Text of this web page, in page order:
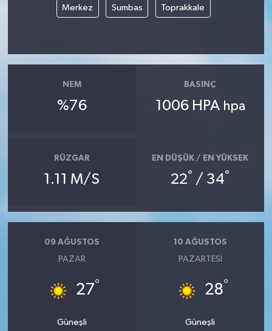
Merkez Sumbas Toprakkale
NEM
%76
BASINÇ
1006 HPA hpa
RÜZGAR
1.11 M/S
EN DÜŞÜK / EN YÜKSEK
22° / 34°
09 AĞUSTOS
PAZAR
27°
Güneşli
10 AĞUSTOS
PAZARTESI
28°
Güneşli